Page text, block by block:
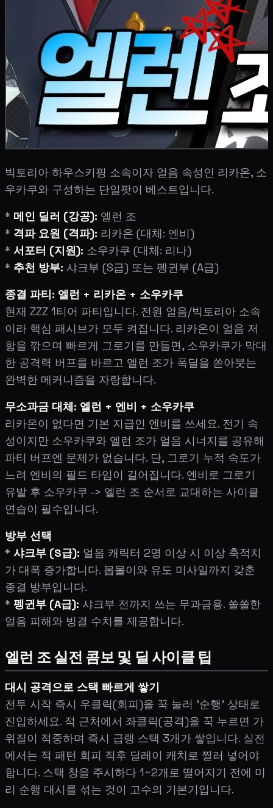
빅토리아 하우스키핑 소속이자 얼음 속성인 리카온, 소
우카쿠와 구성하는 단일팟이 베스트입니다.
* 메인 딜러 (강공): 엘런 조
* 격파 요원 (격파): 리카온 (대체: 엔비)
* 서포터 (지원): 소우카쿠 (대체: 리나)
* 추천 방부: 샤크부 (S급) 또는 펭귄부 (A급)
종결 파티: 엘런 + 리카온 + 소우카쿠
현재 ZZZ 1티어 파티입니다. 전원 얼음/빅토리아 소속
이라 핵심 패시브가 모두 켜집니다. 리카온이 얼음 저
항을 깎으며 빠르게 그로기를 만들면, 소우카쿠가 막대
한 공격력 버프를 바르고 엘런 조가 폭딜을 쏟아붓는
완벽한 메커니즘을 자랑합니다.
무소과금 대체: 엘런 + 엔비 + 소우카쿠
리카온이 없다면 기본 지급인 엔비를 쓰세요. 전기 속
성이지만 소우카쿠와 엘런 조가 얼음 시너지를 공유해
파티 버프엔 문제가 없습니다. 단, 그로기 누적 속도가
느려 엔비의 필드 타임이 길어집니다. 엔비로 그로기
유발 후 소우카쿠 -> 엘런 조 순서로 교대하는 사이클
연습이 필수입니다.
방부 선택
* 샤크부 (S급): 얼음 캐릭터 2명 이상 시 이상 축적치
가 대폭 증가합니다. 몹몰이와 유도 미사일까지 갖춘
종결 방부입니다.
* 펭귄부 (A급): 샤크부 전까지 쓰는 무과금용. 쏠쏠한
얼음 피해와 빙결 수치를 제공합니다.
엘런 조 실전 콤보 및 딜 사이클 팁
대시 공격으로 스택 빠르게 쌓기
전투 시작 즉시 우클릭(회피)을 꾹 눌러 '순행' 상태로
진입하세요. 적 근처에서 좌클릭(공격)을 꾹 누르면 가
위질이 적중하며 즉시 급랭 스택 3개가 쌓입니다. 실전
에서는 적 패턴 회피 직후 딜레이 캐치로 찔러 넣어야
합니다. 스택 창을 주시하다 1~2개로 떨어지기 전에 미
리 순행 대시를 섞는 것이 고수의 기본기입니다.